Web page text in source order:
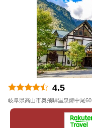
4.5
岐阜県高山市奥飛騨温泉郷中尾60